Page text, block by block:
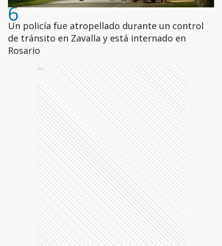
6
Un policía fue atropellado durante un control
de tránsito en Zavalla y está internado en
Rosario
Ads